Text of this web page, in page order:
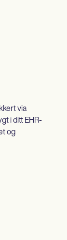
via
i ditt EHR-
og